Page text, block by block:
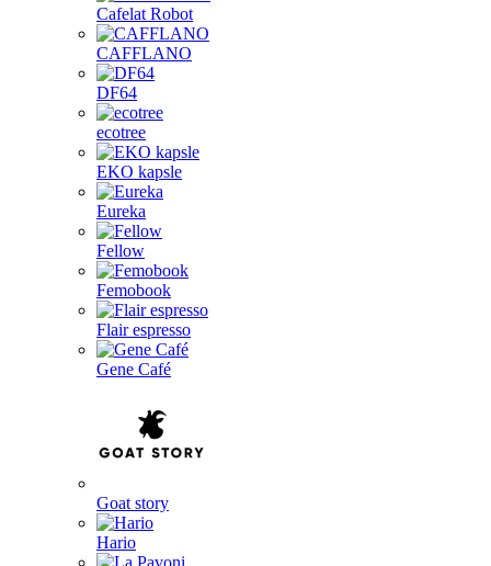
Cafelat Robot
CAFFLANO
DF64
ecotree
EKO kapsle
Eureka
Fellow
Femobook
Flair espresso
Gene Café
Goat story
Hario